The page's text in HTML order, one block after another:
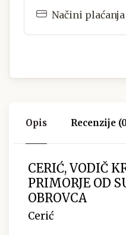
Načini plaćanja
Opis Recenzije
CERIĆ, VODIČ
PRIMORJE OD
OBROVCA
Cerić